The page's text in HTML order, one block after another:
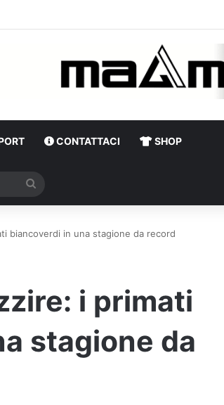
CONTATTACI SHOP
biancoverdi in una stagione da record
i primati
stagione da